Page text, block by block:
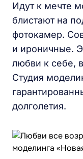
Идут к мечте
блистают на
фотокамер.
и ироничные.
любви к себе,
Студия
долголетия.